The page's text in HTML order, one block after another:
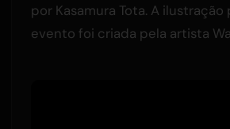
por Kasamura Tota. A
evento foi criada pela artista